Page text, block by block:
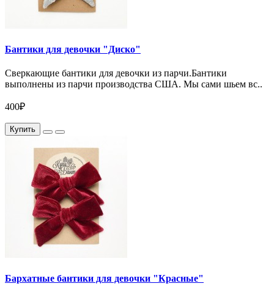
Бантики для девочки "Диско"
Сверкающие бантики для девочки из парчи.Бантики
выполнены из парчи производства США. Мы сами шьем вс..
400₽
Купить
Бархатные бантики для девочки "Красные"